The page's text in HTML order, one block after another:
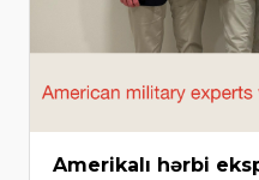
Amerikalı hərbi